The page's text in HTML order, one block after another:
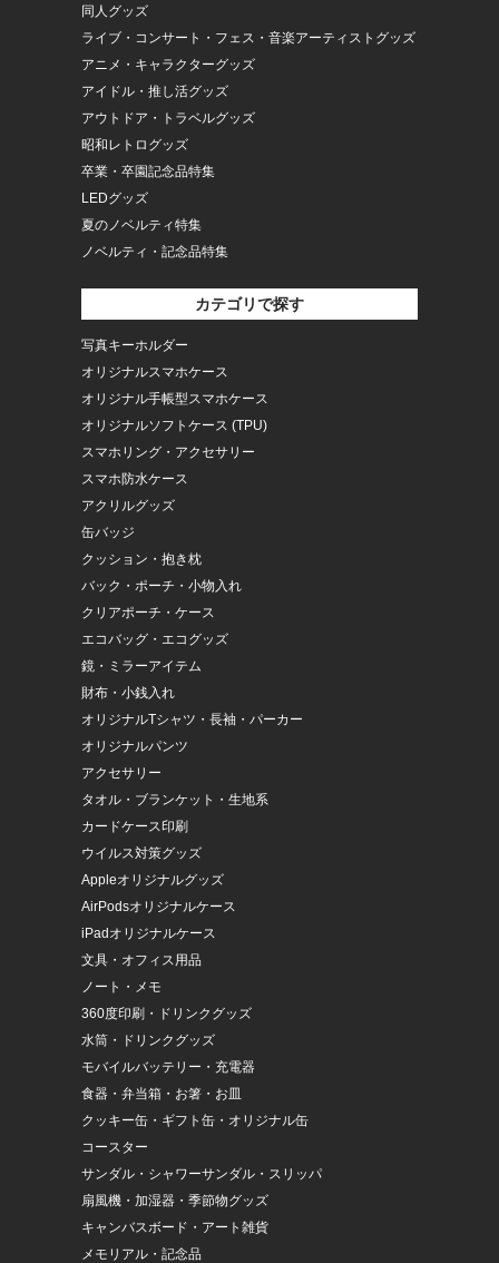
同人グッズ
ライブ・コンサート・フェス・音楽アーティストグッズ
アニメ・キャラクターグッズ
アイドル・推し活グッズ
アウトドア・トラベルグッズ
昭和レトログッズ
卒業・卒園記念品特集
LEDグッズ
夏のノベルティ特集
ノベルティ・記念品特集
カテゴリで探す
写真キーホルダー
オリジナルスマホケース
オリジナル手帳型スマホケース
オリジナルソフトケース (TPU)
スマホリング・アクセサリー
スマホ防水ケース
アクリルグッズ
缶バッジ
クッション・抱き枕
バック・ポーチ・小物入れ
クリアポーチ・ケース
エコバッグ・エコグッズ
鏡・ミラーアイテム
財布・小銭入れ
オリジナルTシャツ・長袖・パーカー
オリジナルパンツ
アクセサリー
タオル・ブランケット・生地系
カードケース印刷
ウイルス対策グッズ
Appleオリジナルグッズ
AirPodsオリジナルケース
iPadオリジナルケース
文具・オフィス用品
ノート・メモ
360度印刷・ドリンクグッズ
水筒・ドリンクグッズ
モバイルバッテリー・充電器
食器・弁当箱・お箸・お皿
クッキー缶・ギフト缶・オリジナル缶
コースター
サンダル・シャワーサンダル・スリッパ
扇風機・加湿器・季節物グッズ
キャンバスボード・アート雑貨
メモリアル・記念品